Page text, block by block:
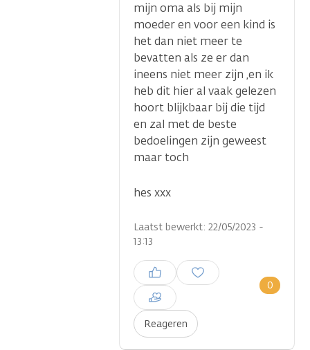
mijn oma als bij mijn
moeder en voor een kind is
het dan niet meer te
bevatten als ze er dan
ineens niet meer zijn ,en ik
heb dit hier al vaak gelezen
hoort blijkbaar bij die tijd
en zal met de beste
bedoelingen zijn geweest
maar toch
hes xxx
Laatst bewerkt: 22/05/2023 -
13:13
Reageren
0
Inloggen om een reactie te
plaatsen